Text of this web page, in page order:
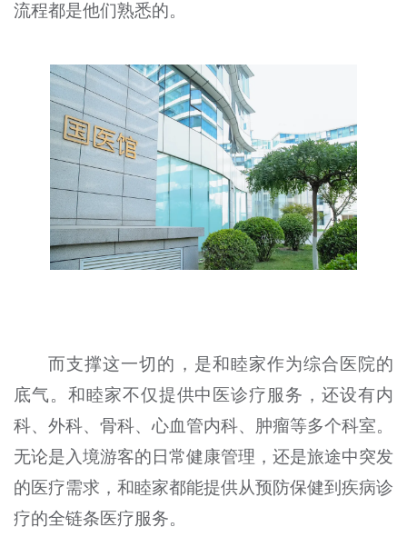
流程都是他们熟悉的。
而支撑这一切的，是和睦家作为综合医院的
底气。和睦家不仅提供中医诊疗服务，还设有内
科、外科、骨科、心血管内科、肿瘤等多个科室。
无论是入境游客的日常健康管理，还是旅途中突发
的医疗需求，和睦家都能提供从预防保健到疾病诊
疗的全链条医疗服务。